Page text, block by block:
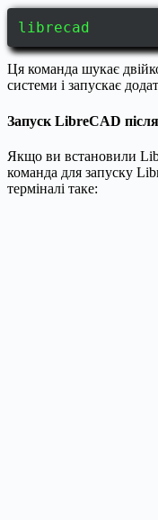
librecad
Ця команда шукає
системи і запускає
Запуск LibreCAD
Якщо ви встановили
команда для запуску
терміналі таке: